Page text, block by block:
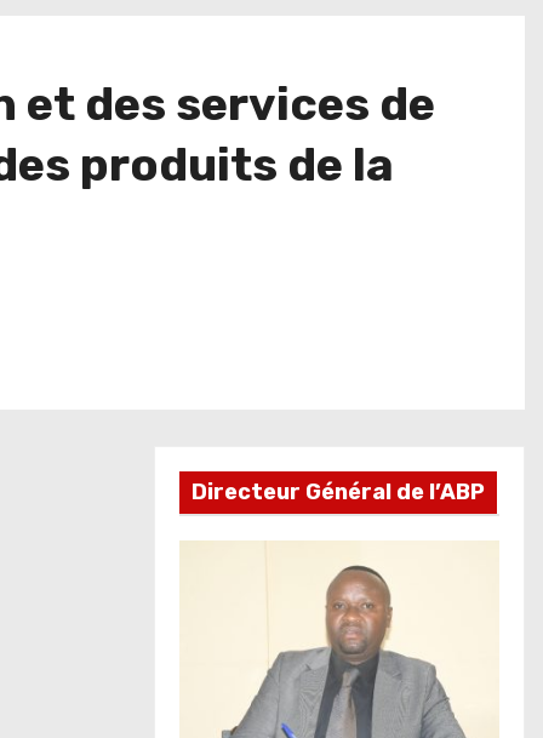
des services de
produits de la
Directeur Général de l’ABP